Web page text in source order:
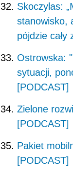
Skoczylas:
stanowisko,
pójdzie cały
Ostrowska:
sytuacji,
[PODCAST]
Zielone
[PODCAST]
Pakiet
[PODCAST]